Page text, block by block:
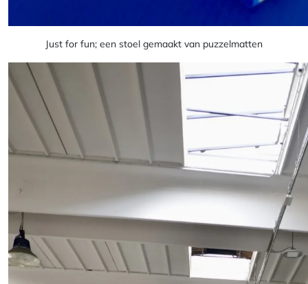
Just for fun; een stoel gemaakt van puzzelmatten